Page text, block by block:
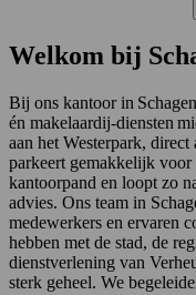
Welkom bij
Bij ons kantoor in
én makelaardij-diensten
aan het Westerpark,
parkeert gemakkelijk voor
kantoorpand en loopt zo
advies. Ons team in
medewerkers en ervaren
hebben met de stad, de
dienstverlening van
sterk geheel. We